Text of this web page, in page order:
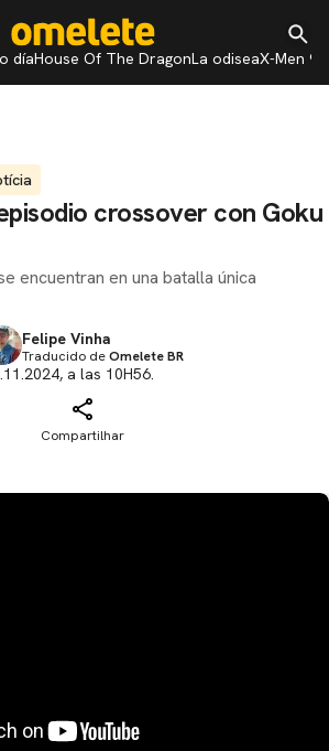
díaHouse Of The DragonLa odiseaX-Men 97
crossover con Goku
encuentran en una batalla única
Felipe Vinha
Traducido deOmelete BR
a las 10H56.
Compartilhar